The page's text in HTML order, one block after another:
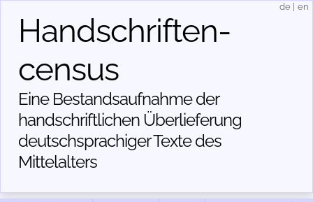
Handschriften­
census
Eine Bestandsaufnahme der
handschriftlichen Über­lieferung
deutschsprachiger Texte des
Mittelalters
de en